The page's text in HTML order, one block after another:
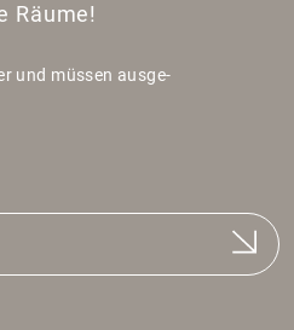
Räume!
und müssen ausge­